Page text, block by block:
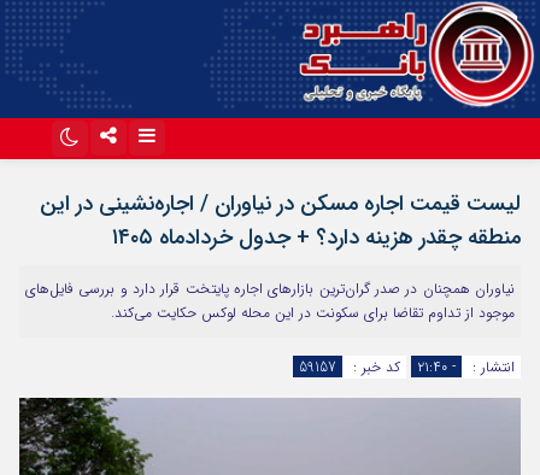
آپارات
لیست قیمت اجاره مسکن در نیاوران / اجاره‌نشینی در این
منطقه چقدر هزینه دارد؟ + جدول خردادماه ۱۴۰۵
نیاوران همچنان در صدر گران‌ترین بازارهای اجاره پایتخت قرار دارد و بررسی فایل‌های
موجود از تداوم تقاضا برای سکونت در این محله لوکس حکایت می‌کند.
انتشار : - ۲۱:۴۰ کد خبر : 59157